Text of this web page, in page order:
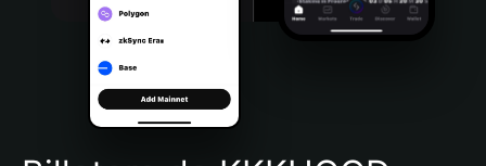
Português (Brasil)
Español (Argentina)